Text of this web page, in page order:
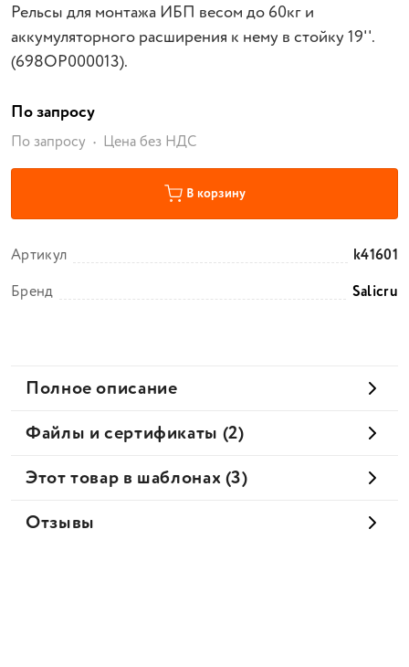
Рельсы для монтажа ИБП весом до 60кг и
аккумуляторного расширения к нему в стойку 19''.
(698OP000013).
По запросу
По запросу Цена без НДС
В корзину
Артикул
k41601
Бренд
Salicru
Полное описание
Файлы и сертификаты (2)
Этот товар в шаблонах (3)
Отзывы